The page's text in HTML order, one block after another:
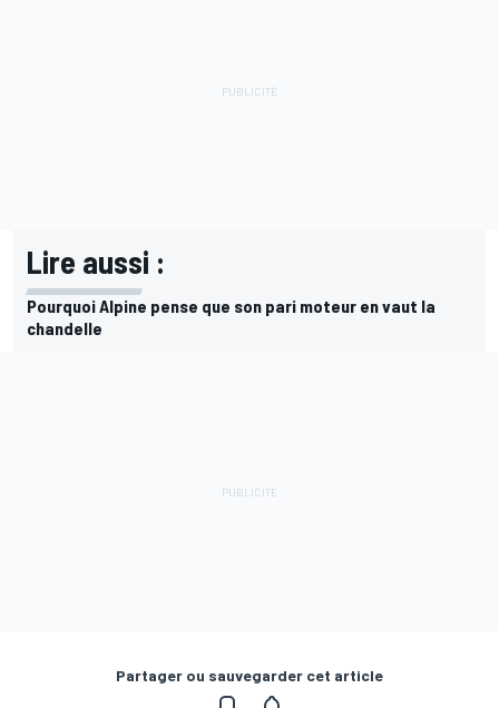
Lire aussi :
Pourquoi Alpine pense que son pari moteur en vaut la
chandelle
Partager ou sauvegarder cet article